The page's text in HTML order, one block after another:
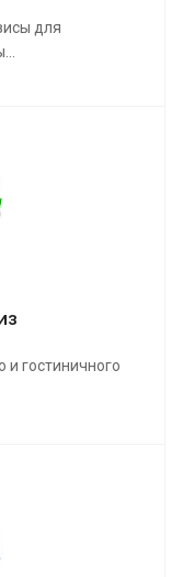
для
и гостиничного